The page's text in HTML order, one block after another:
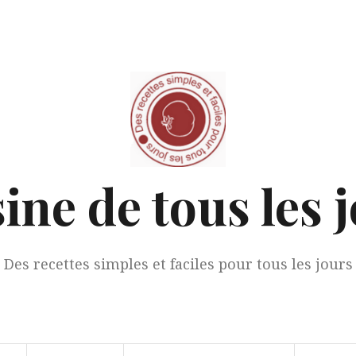
de tous les
Des recettes simples et faciles pour tous les jours